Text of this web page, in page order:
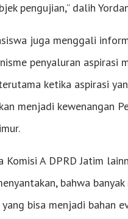
pengujian,” dalih
juga menggali
penyaluran aspirasi
ketika aspirasi
menjadi kewenangan
Komisi A DPRD Jatim
bahwa banyak
bisa menjadi bahan